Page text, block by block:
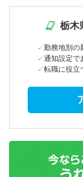
栃木
勤務地別の
通知設定で
転職に役立